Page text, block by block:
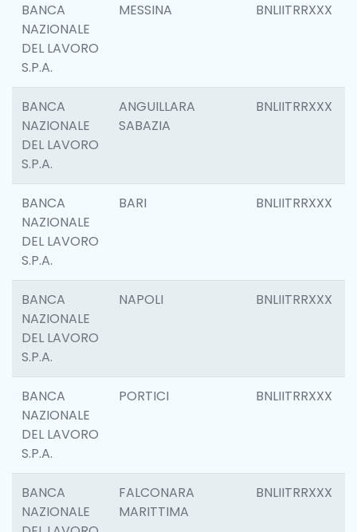
BANCA
NAZIONALE
DEL LAVORO
S.P.A.
MESSINA BNLIITRRXXX
BANCA
NAZIONALE
DEL LAVORO
S.P.A.
ANGUILLARA
SABAZIA
BNLIITRRXXX
BANCA
NAZIONALE
DEL LAVORO
S.P.A.
BARI BNLIITRRXXX
BANCA
NAZIONALE
DEL LAVORO
S.P.A.
NAPOLI BNLIITRRXXX
BANCA
NAZIONALE
DEL LAVORO
S.P.A.
PORTICI BNLIITRRXXX
BANCA
NAZIONALE
FALCONARA
MARITTIMA
BNLIITRRXXX